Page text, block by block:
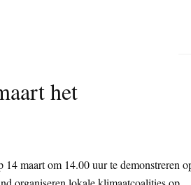
het
maart om 14.00 uur te demonstreren